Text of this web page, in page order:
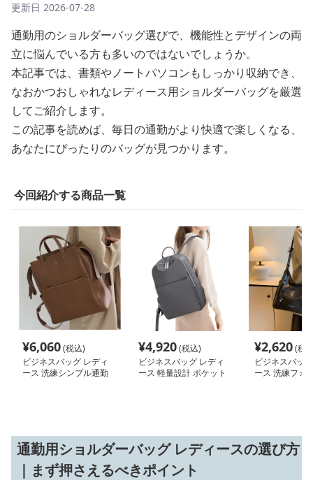
更新日 2026-07-28
通勤用のショルダーバッグ選びで、機能性とデザインの両
立に悩んでいる方も多いのではないでしょうか。
本記事では、書類やノートパソコンもしっかり収納でき、
なおかつおしゃれなレディース用ショルダーバッグを厳選
してご紹介します。
この記事を読めば、毎日の通勤がより快適で楽しくなる、
あなたにぴったりのバッグが見つかります。
今回紹介する商品一覧
¥6,060(税込)
ビジネスバッグ レディ
ース 洗練シンプル通勤
¥4,920(税込)
ビジネスバッグ レディ
ース 軽量設計 ポケット
¥2,620(税
ビジネスバッ
ース 洗練フォ
通勤用ショルダーバッグ レディースの選び方
｜まず押さえるべきポイント